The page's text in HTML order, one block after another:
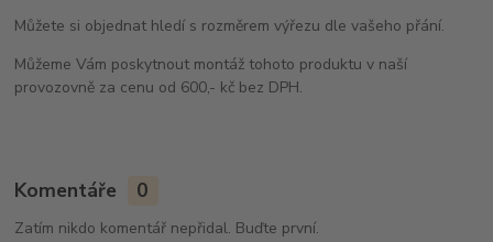
Můžete si objednat hledí s rozměrem výřezu dle vašeho přání.
Můžeme Vám poskytnout montáž tohoto produktu v naší
provozovně za cenu od 600,- kč bez DPH.
Komentáře 0
Zatím nikdo komentář nepřidal. Buďte první.